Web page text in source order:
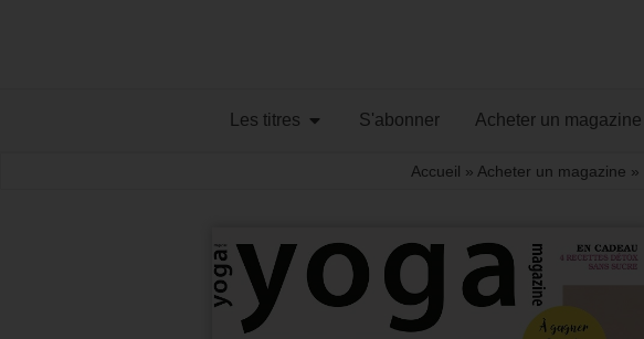
Les titres S'abonner Acheter un magazine
Accueil » Acheter un magazine »